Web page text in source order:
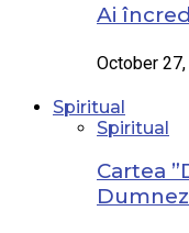
Ai
October
Spiritual
Spiritual
Cartea